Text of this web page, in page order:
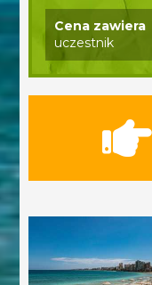
Cena zawiera
uczestnik